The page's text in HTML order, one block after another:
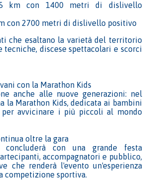
km con 1400 metri di dislivello
con 2700 metri di dislivello positivo
che esaltano la varietà del territorio
tecniche, discese spettacolari e scorci
con la Marathon Kids
anche alle nuove generazioni: nel
la Marathon Kids, dedicata ai bambini
avvicinare i più piccoli al mondo
oltre la gara
concluderà con una grande festa
accompagnatori e pubblico,
che renderà l'evento un'esperienza
competizione sportiva.